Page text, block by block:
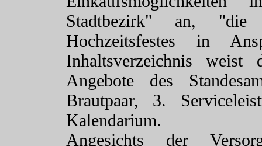
Stadtbezirk" an,
Hochzeitsfestes in
Inhaltsverzeichnis
Angebote des
Brautpaar, 3.
Kalendarium.
Angesichts der